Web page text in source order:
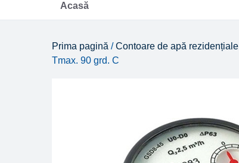
Acasă
Prima pagină /Contoare de apă rezidențiale
Tmax. 90 grd. C